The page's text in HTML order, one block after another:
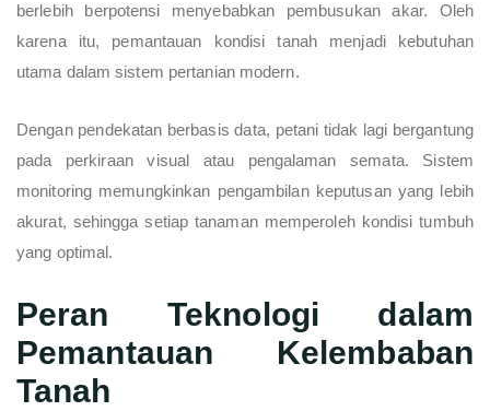
berlebih berpotensi menyebabkan pembusukan akar. Oleh
karena itu, pemantauan kondisi tanah menjadi kebutuhan
utama dalam sistem pertanian modern.
Dengan pendekatan berbasis data, petani tidak lagi bergantung
pada perkiraan visual atau pengalaman semata. Sistem
monitoring memungkinkan pengambilan keputusan yang lebih
akurat, sehingga setiap tanaman memperoleh kondisi tumbuh
yang optimal.
Peran Teknologi dalam
Pemantauan Kelembaban
Tanah